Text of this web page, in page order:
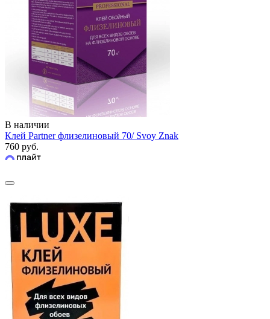
В наличии
Клей Partner флизелиновый 70/ Svoy Znak
760 руб.